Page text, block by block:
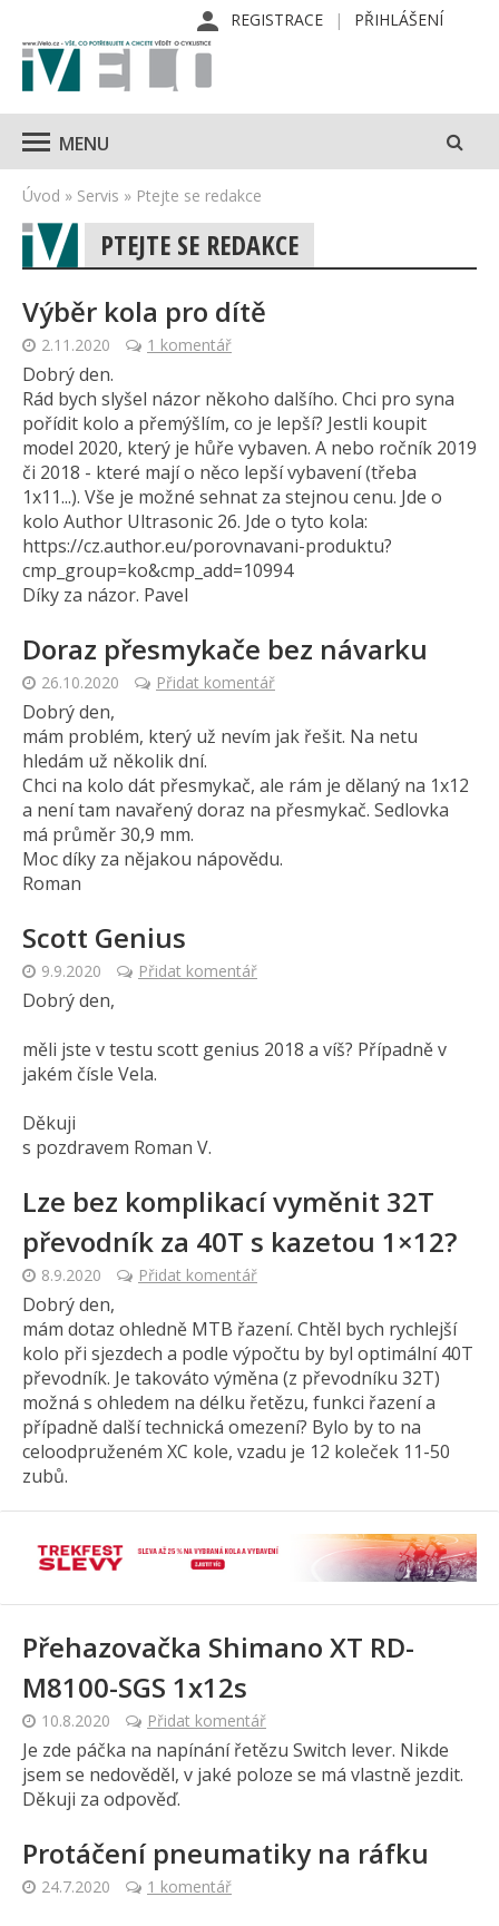
REGISTRACE PŘIHLÁŠENÍ
MENU
Úvod » Servis » Ptejte se redakce
PTEJTE SE REDAKCE
Výběr kola pro dítě
2.11.2020 1 komentář
Dobrý den.
Rád bych slyšel názor někoho dalšího. Chci pro syna
pořídit kolo a přemýšlím, co je lepší? Jestli koupit
model 2020, který je hůře vybaven. A nebo ročník 2019
či 2018 - které mají o něco lepší vybavení (třeba
1x11...). Vše je možné sehnat za stejnou cenu. Jde o
kolo Author Ultrasonic 26. Jde o tyto kola:
https://cz.author.eu/porovnavani-produktu?
cmp_group=ko&cmp_add=10994
Díky za názor. Pavel
Doraz přesmykače bez návarku
26.10.2020 Přidat komentář
Dobrý den,
mám problém, který už nevím jak řešit. Na netu
hledám už několik dní.
Chci na kolo dát přesmykač, ale rám je dělaný na 1x12
a není tam navařený doraz na přesmykač. Sedlovka
má průměr 30,9 mm.
Moc díky za nějakou nápovědu.
Roman
Scott Genius
9.9.2020 Přidat komentář
Dobrý den,
měli jste v testu scott genius 2018 a víš? Případně v
jakém čísle Vela.
Děkuji
s pozdravem Roman V.
Lze bez komplikací vyměnit 32T
převodník za 40T s kazetou 1×12?
8.9.2020 Přidat komentář
Dobrý den,
mám dotaz ohledně MTB řazení. Chtěl bych rychlejší
kolo při sjezdech a podle výpočtu by byl optimální 40T
převodník. Je takováto výměna (z převodníku 32T)
možná s ohledem na délku řetězu, funkci řazení a
případně další technická omezení? Bylo by to na
celoodpruženém XC kole, vzadu je 12 koleček 11-50
zubů.
Přehazovačka Shimano XT RD-
M8100-SGS 1x12s
10.8.2020 Přidat komentář
Je zde páčka na napínání řetězu Switch lever. Nikde
jsem se nedověděl, v jaké poloze se má vlastně jezdit.
Děkuji za odpověď.
Protáčení pneumatiky na ráfku
24.7.2020 1 komentář